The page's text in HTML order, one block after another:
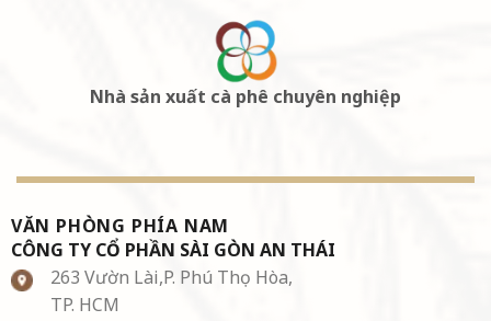
Nhà sản xuất cà phê chuyên nghiệp
VĂN PHÒNG PHÍA NAM
CÔNG TY CỔ PHẦN SÀI GÒN AN THÁI
263 Vườn Lài,P. Phú Thọ Hòa,
TP. HCM